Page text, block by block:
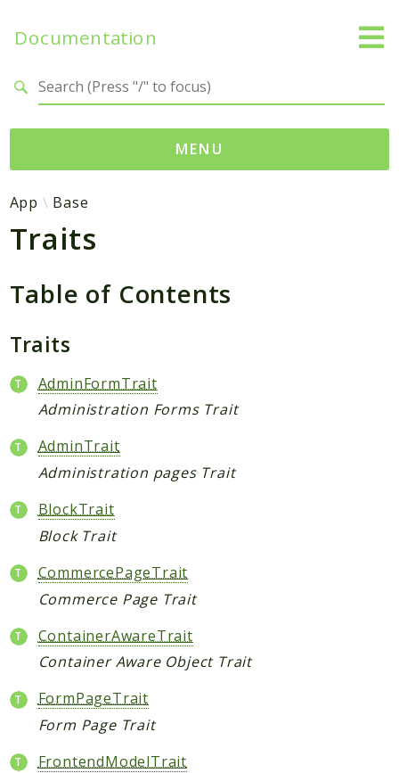
Documentation
MENU
Namespaces
App
Site
Packages
Sitebase
Reports
Deprecated
Markers
Indices
Files
App Base
Traits
Table of Contents
Traits
AdminFormTrait
Administration Forms Trait
AdminTrait
Administration pages Trait
BlockTrait
Block Trait
CommercePageTrait
Commerce Page Trait
ContainerAwareTrait
Container Aware Object Trait
FormPageTrait
Form Page Trait
FrontendModelTrait